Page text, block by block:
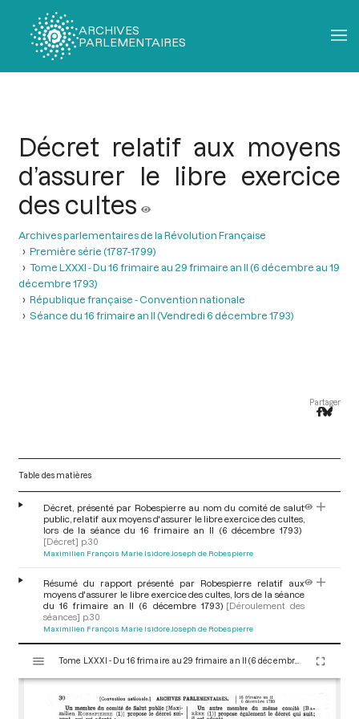
ARCHIVES
PARLEMENTAIRES
Décret relatif aux moyens
d’assurer le libre exercice
des cultes
Archives parlementaires de la Révolution Française
Première série (1787-1799)
Tome LXXXI - Du 16 frimaire au 29 frimaire an II (6 décembre au 19
décembre 1793)
République française - Convention nationale
Séance du 16 frimaire an II (Vendredi 6 décembre 1793)
Partager
Table des matières
Décret, présenté par Robespierre au nom du comité de salut
public, relatif aux moyens d'assurer le libre exercice des cultes,
lors de la séance du 16 frimaire an II (6 décembre 1793)
[Décret] p.30
Maximilien François Marie Isidore Joseph de Robespierre
Résumé du rapport présenté par Robespierre relatif aux
moyens d'assurer le libre exercice des cultes, lors de la séance
du 16 frimaire an II (6 décembre 1793) [Déroulement des
séances] p.30
Maximilien François Marie Isidore Joseph de Robespierre
s
Tome LXXXI - Du 16 frimaire au 29 frimaire an II (6 décembre au 19 décembre 1793)